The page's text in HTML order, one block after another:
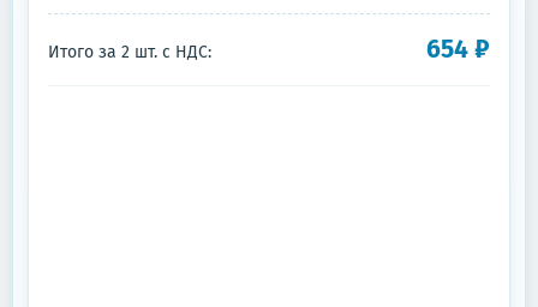
Итого за 2 шт. с НДС: 654₽